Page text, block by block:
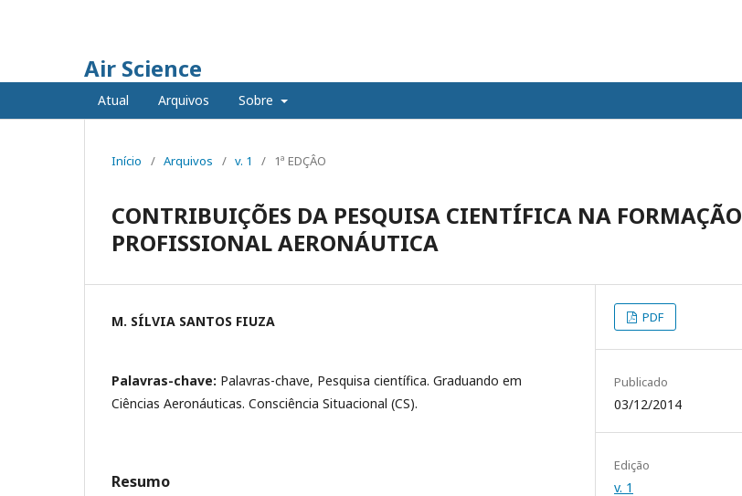
Air Science
Atual Arquivos Sobre
Início / Arquivos / v. 1 / 1ª EDÇÂO
CONTRIBUIÇÕES DA PESQUISA CIENTÍFICA NA FORMAÇÃO
PROFISSIONAL AERONÁUTICA
M. SÍLVIA SANTOS FIUZA
Palavras-chave: Palavras-chave, Pesquisa científica. Graduando em
Ciências Aeronáuticas. Consciência Situacional (CS).
Resumo
PDF
Publicado
03/12/2014
Edição
v. 1